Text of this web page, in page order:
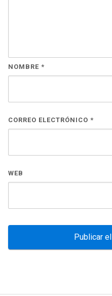
NOMBRE *
CORREO ELECTRÓNICO *
WEB